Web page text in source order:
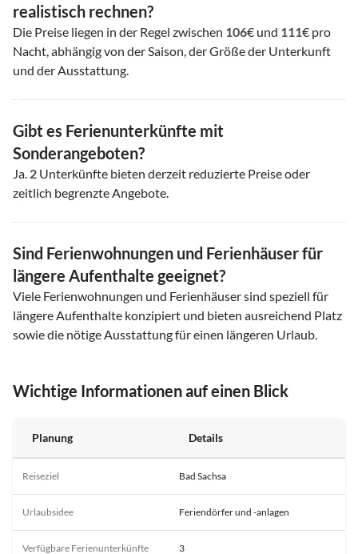
realistisch rechnen?
Die Preise liegen in der Regel zwischen 106€ und 111€ pro
Nacht, abhängig von der Saison, der Größe der Unterkunft
und der Ausstattung.
Gibt es Ferienunterkünfte mit
Sonderangeboten?
Ja. 2 Unterkünfte bieten derzeit reduzierte Preise oder
zeitlich begrenzte Angebote.
Sind Ferienwohnungen und Ferienhäuser für
längere Aufenthalte geeignet?
Viele Ferienwohnungen und Ferienhäuser sind speziell für
längere Aufenthalte konzipiert und bieten ausreichend Platz
sowie die nötige Ausstattung für einen längeren Urlaub.
Wichtige Informationen auf einen Blick
Planung Details
Reiseziel Bad Sachsa
Urlaubsidee Feriendörfer und -anlagen
Verfügbare Ferienunterkünfte 3